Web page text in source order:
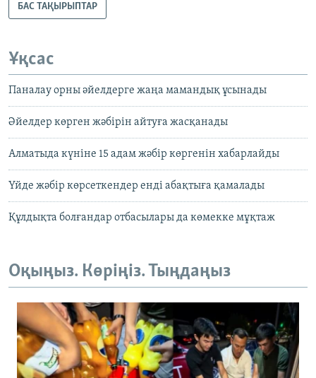
БАС ТАҚЫРЫПТАР
Ұқсас
Паналау орны әйелдерге жаңа мамандық ұсынады
Әйелдер көрген жәбірін айтуға жасқанады
Алматыда күніне 15 адам жәбір көргенін хабарлайды
Үйде жәбір көрсеткендер енді абақтыға қамалады
Құлдықта болғандар отбасылары да көмекке мұқтаж
Оқыңыз. Көріңіз. Тыңдаңыз